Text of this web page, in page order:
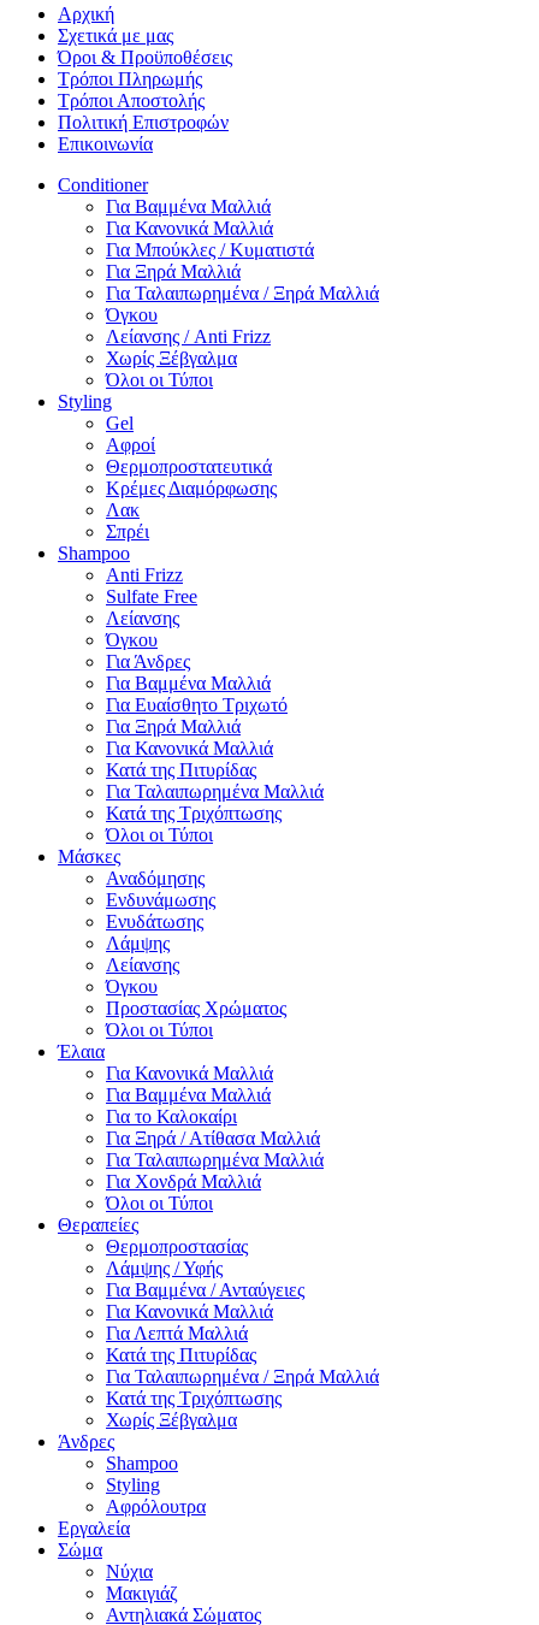
Αρχική
Σχετικά με μας
Όροι & Προϋποθέσεις
Τρόποι Πληρωμής
Τρόποι Αποστολής
Πολιτική Επιστροφών
Επικοινωνία
Conditioner
Για Βαμμένα Μαλλιά
Για Κανονικά Μαλλιά
Για Μπούκλες / Κυματιστά
Για Ξηρά Μαλλιά
Για Ταλαιπωρημένα / Ξηρά Μαλλιά
Όγκου
Λείανσης / Anti Frizz
Χωρίς Ξέβγαλμα
Όλοι οι Τύποι
Styling
Gel
Αφροί
Θερμοπροστατευτικά
Κρέμες Διαμόρφωσης
Λακ
Σπρέι
Shampoo
Anti Frizz
Sulfate Free
Λείανσης
Όγκου
Για Άνδρες
Για Βαμμένα Μαλλιά
Για Ευαίσθητο Τριχωτό
Για Ξηρά Μαλλιά
Για Κανονικά Μαλλιά
Κατά της Πιτυρίδας
Για Ταλαιπωρημένα Μαλλιά
Κατά της Τριχόπτωσης
Όλοι οι Τύποι
Μάσκες
Αναδόμησης
Ενδυνάμωσης
Ενυδάτωσης
Λάμψης
Λείανσης
Όγκου
Προστασίας Χρώματος
Όλοι οι Τύποι
Έλαια
Για Κανονικά Μαλλιά
Για Βαμμένα Μαλλιά
Για το Καλοκαίρι
Για Ξηρά / Ατίθασα Μαλλιά
Για Ταλαιπωρημένα Μαλλιά
Για Χονδρά Μαλλιά
Όλοι οι Τύποι
Θεραπείες
Θερμοπροστασίας
Λάμψης / Υφής
Για Βαμμένα / Ανταύγειες
Για Κανονικά Μαλλιά
Για Λεπτά Μαλλιά
Κατά της Πιτυρίδας
Για Ταλαιπωρημένα / Ξηρά Μαλλιά
Κατά της Τριχόπτωσης
Χωρίς Ξέβγαλμα
Άνδρες
Shampoo
Styling
Αφρόλουτρα
Εργαλεία
Σώμα
Νύχια
Μακιγιάζ
Αντηλιακά Σώματος